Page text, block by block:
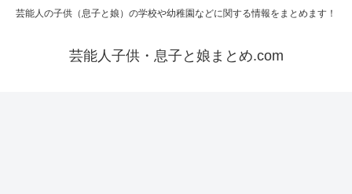
芸能人の子供（息子と娘）の学校や幼稚園などに関する情報をまとめます！
芸能人子供・息子と娘まとめ.com